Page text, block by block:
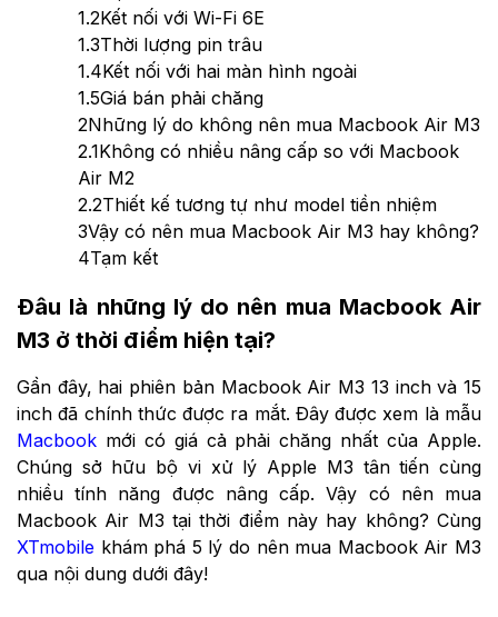
1.2Kết nối với Wi-Fi 6E
1.3Thời lượng pin trâu
1.4Kết nối với hai màn hình ngoài
1.5Giá bán phải chăng
2Những lý do không nên mua Macbook Air M3
2.1Không có nhiều nâng cấp so với Macbook
Air M2
2.2Thiết kế tương tự như model tiền nhiệm
3Vậy có nên mua Macbook Air M3 hay không?
4Tạm kết
Đâu là những lý do nên mua Macbook Air
M3 ở thời điểm hiện tại?
Gần đây, hai phiên bản Macbook Air M3 13 inch và 15
inch đã chính thức được ra mắt. Đây được xem là mẫu
Macbook mới có giá cả phải chăng nhất của Apple.
Chúng sở hữu bộ vi xử lý Apple M3 tân tiến cùng
nhiều tính năng được nâng cấp. Vậy có nên mua
Macbook Air M3 tại thời điểm này hay không? Cùng
XTmobile khám phá 5 lý do nên mua Macbook Air M3
qua nội dung dưới đây!